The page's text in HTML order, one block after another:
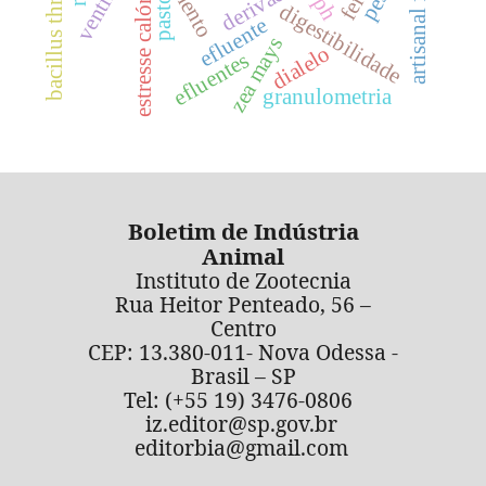
estresse calórico digestibilidade
efluente
ph
zea maysgranulometria
efluentes
pasto
dialelo
Boletim de Indústria
Animal
Instituto de Zootecnia
Rua Heitor Penteado, 56 –
Centro
CEP: 13.380-011- Nova Odessa -
Brasil – SP
Tel: (+55 19) 3476-0806
iz.editor@sp.gov.br
editorbia@gmail.com